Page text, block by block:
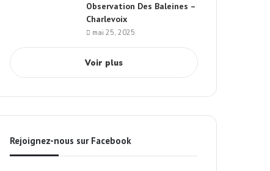
Observation Des Baleines –
Charlevoix
mai 25, 2025
Voir plus
Rejoignez-nous sur Facebook